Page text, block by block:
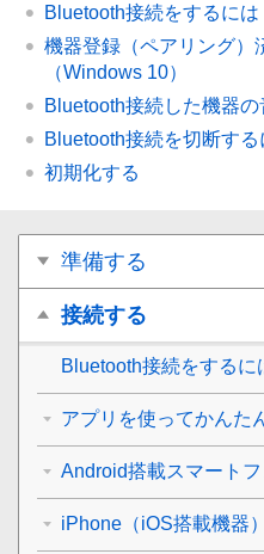
Bluetooth接続をするには
機器登録（ペアリング）
（Windows 10）
Bluetooth接続した機器の
Bluetooth接続を切断する
初期化する
準備する
接続する
Bluetooth接続をするに
アプリを使ってかんた
Android搭載スマート
iPhone（iOS搭載機器）